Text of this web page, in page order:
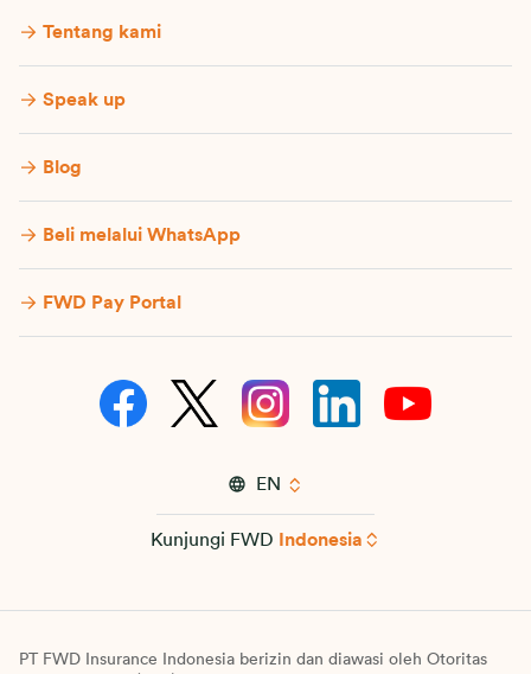
Tentang kami
Speak up
Blog
Beli melalui WhatsApp
FWD Pay Portal
EN
Kunjungi FWD Indonesia
PT FWD Insurance Indonesia berizin dan diawasi oleh Otoritas